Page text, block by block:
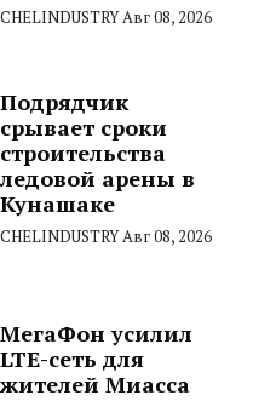
CHELINDUSTRY Авг 08, 2026
Подрядчик
срывает сроки
строительства
ледовой арены в
Кунашаке
CHELINDUSTRY Авг 08, 2026
МегаФон усилил
LTE-сеть для
жителей Миасса